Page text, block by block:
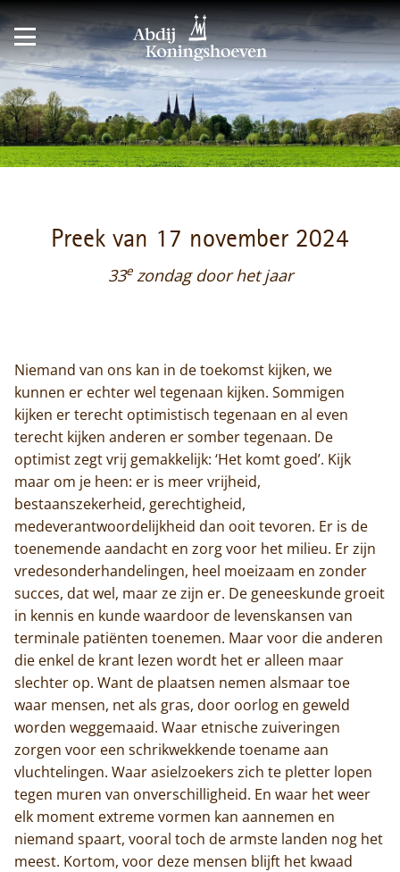
Preek van 17 november 2024
33e zondag door het jaar
Niemand van ons kan in de toekomst kijken, we
kunnen er echter wel tegenaan kijken. Sommigen
kijken er terecht optimistisch tegenaan en al even
terecht kijken anderen er somber tegenaan. De
optimist zegt vrij gemakkelijk: ‘Het komt goed’. Kijk
maar om je heen: er is meer vrijheid,
bestaanszekerheid, gerechtigheid,
medeverantwoordelijkheid dan ooit tevoren. Er is de
toenemende aandacht en zorg voor het milieu. Er zijn
vredesonderhandelingen, heel moeizaam en zonder
succes, dat wel, maar ze zijn er. De geneeskunde groeit
in kennis en kunde waardoor de levenskansen van
terminale patiënten toenemen. Maar voor die anderen
die enkel de krant lezen wordt het er alleen maar
slechter op. Want de plaatsen nemen alsmaar toe
waar mensen, net als gras, door oorlog en geweld
worden weggemaaid. Waar etnische zuiveringen
zorgen voor een schrikwekkende toename aan
vluchtelingen. Waar asielzoekers zich te pletter lopen
tegen muren van onverschilligheid. En waar het weer
elk moment extreme vormen kan aannemen en
niemand spaart, vooral toch de armste landen nog het
meest. Kortom, voor deze mensen blijft het kwaad